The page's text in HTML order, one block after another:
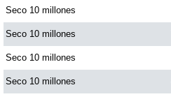
Seco 10 millones
Seco 10 millones
Seco 10 millones
Seco 10 millones